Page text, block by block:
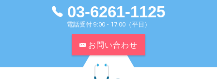
03-6261-1125
電話受付 9:00 - 17:00（平日）
お問い合わせ